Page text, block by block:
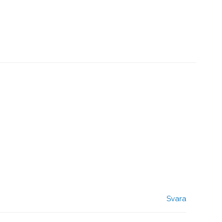
Svara